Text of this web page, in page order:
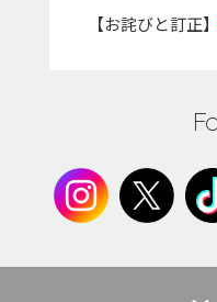
【お詫びと訂正】